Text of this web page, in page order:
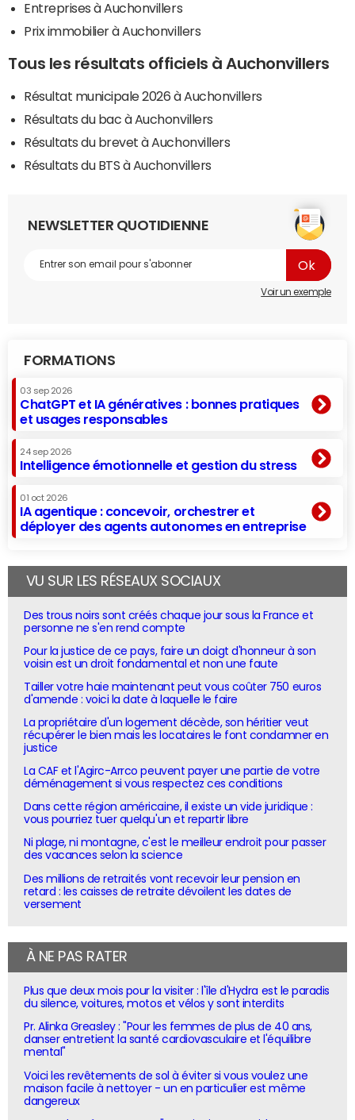
Entreprises à Auchonvillers
Prix immobilier à Auchonvillers
Tous les résultats officiels à Auchonvillers
Résultat municipale 2026 à Auchonvillers
Résultats du bac à Auchonvillers
Résultats du brevet à Auchonvillers
Résultats du BTS à Auchonvillers
NEWSLETTER QUOTIDIENNE
Voir un exemple
FORMATIONS
03 sep 2026
ChatGPT et IA génératives : bonnes pratiques
et usages responsables
24 sep 2026
Intelligence émotionnelle et gestion du stress
01 oct 2026
IA agentique : concevoir, orchestrer et
déployer des agents autonomes en entreprise
VU SUR LES RÉSEAUX SOCIAUX
Des trous noirs sont créés chaque jour sous la France et
personne ne s'en rend compte
Pour la justice de ce pays, faire un doigt d'honneur à son
voisin est un droit fondamental et non une faute
Tailler votre haie maintenant peut vous coûter 750 euros
d'amende : voici la date à laquelle le faire
La propriétaire d'un logement décède, son héritier veut
récupérer le bien mais les locataires le font condamner en
justice
La CAF et l'Agirc-Arrco peuvent payer une partie de votre
déménagement si vous respectez ces conditions
Dans cette région américaine, il existe un vide juridique :
vous pourriez tuer quelqu'un et repartir libre
Ni plage, ni montagne, c'est le meilleur endroit pour passer
des vacances selon la science
Des millions de retraités vont recevoir leur pension en
retard : les caisses de retraite dévoilent les dates de
versement
À NE PAS RATER
Plus que deux mois pour la visiter : l'île d'Hydra est le paradis
du silence, voitures, motos et vélos y sont interdits
Pr. Alinka Greasley : "Pour les femmes de plus de 40 ans,
danser entretient la santé cardiovasculaire et l'équilibre
mental"
Voici les revêtements de sol à éviter si vous voulez une
maison facile à nettoyer - un en particulier est même
dangereux